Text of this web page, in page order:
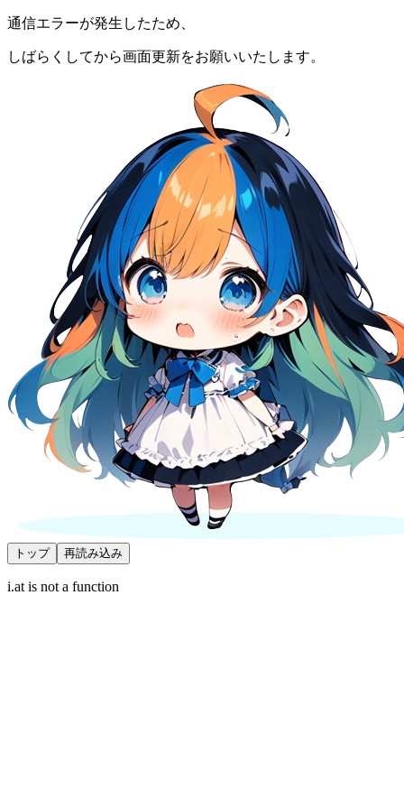
通信エラーが発生したため、
しばらくしてから画面更新をお願いいたします。
トップ 再読み込み
i.at is not a function